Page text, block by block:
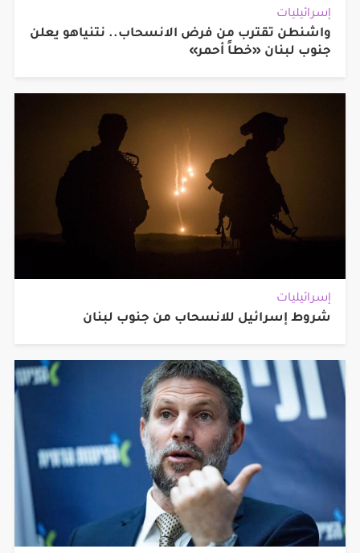
إسرائيليات
واشنطن تقترب من فرض الانسحاب.. نتنياهو يعلن
جنوب لبنان «خطاً أحمر»
إسرائيليات
شروط إسرائيل للانسحاب من جنوب لبنان